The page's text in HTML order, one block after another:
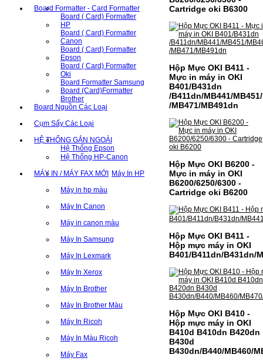
Board Formatter - Card Formatter
Board ( Card) Formatter
HP
Board ( Card) Formatter
Canon
Board ( Card) Formatter
Epson
Board ( Card) Formatter
Oki
Board Formatter Samsung
Board (Card)Formatter
Brother
Board Nguồn Các Loại
Cụm Sấy Các Loại
HỆ THỐNG GẮN NGOÀI
Hệ Thống Epson
Hệ Thống HP-Canon
MÁY IN / MÁY FAX MỚI Máy In HP
Máy in hp màu
Máy In Canon
Máy in canon màu
Máy In Samsung
Máy In Lexmark
Máy In Xerox
Máy In Brother
Máy In Brother Màu
Máy In Ricoh
Máy In Màu Ricoh
Máy Fax
Cartridge oki B6300
Hộp Mực OKI B411 -
Mực in máy in OKI
B401/B431dn
/B411dn/MB441/
/MB471/MB491dn
Hộp Mực OKI B6200 -
Mực in máy in OKI
B6200/6250/6300 -
Cartridge oki B6200
Hộp Mực OKI B411 -
Hộp mực máy in OKI
B401/B411dn/B431dn/
Hộp Mực OKI B410 -
Hộp mực máy in OKI
B410d B410dn B420dn
B430d
B430dn/B440/MB460/